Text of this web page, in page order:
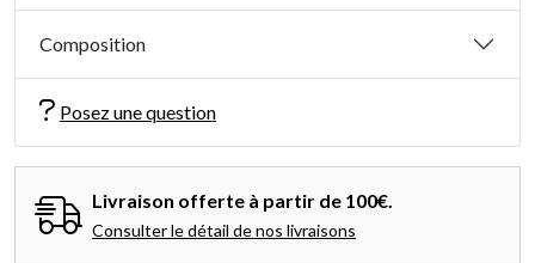
Composition
Posez une question
Livraison offerte à partir de 100€.
Consulter le détail de nos livraisons